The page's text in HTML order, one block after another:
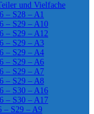
und Vielfache
– S28 – A1
– S29 – A10
– S29 – A12
– S29 – A3
– S29 – A4
– S29 – A6
– S29 – A7
– S29 – A8
– S30 – A16
– S30 – A17
– S29 – A9